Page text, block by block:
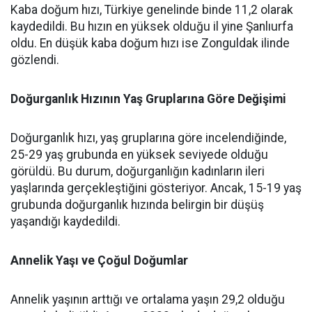
Kaba doğum hızı, Türkiye genelinde binde 11,2 olarak
kaydedildi. Bu hızın en yüksek olduğu il yine Şanlıurfa
oldu. En düşük kaba doğum hızı ise Zonguldak ilinde
gözlendi.
Doğurganlık Hızının Yaş Gruplarına Göre Değişimi
Doğurganlık hızı, yaş gruplarına göre incelendiğinde,
25-29 yaş grubunda en yüksek seviyede olduğu
görüldü. Bu durum, doğurganlığın kadınların ileri
yaşlarında gerçekleştiğini gösteriyor. Ancak, 15-19 yaş
grubunda doğurganlık hızında belirgin bir düşüş
yaşandığı kaydedildi.
Annelik Yaşı ve Çoğul Doğumlar
Annelik yaşının arttığı ve ortalama yaşın 29,2 olduğu